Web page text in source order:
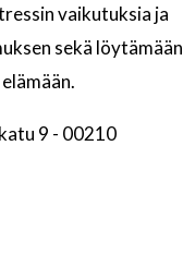
vaikutuksia ja
sekä löytämään
9 - 00210